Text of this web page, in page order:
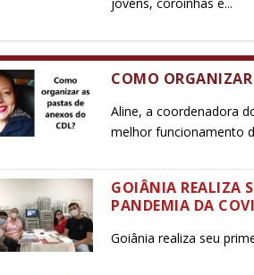
COMO
Aline, a coordenadora
melhor funcionamento
GOIÂNIA REALIZA
PANDEMIA DA
Goiânia realiza seu